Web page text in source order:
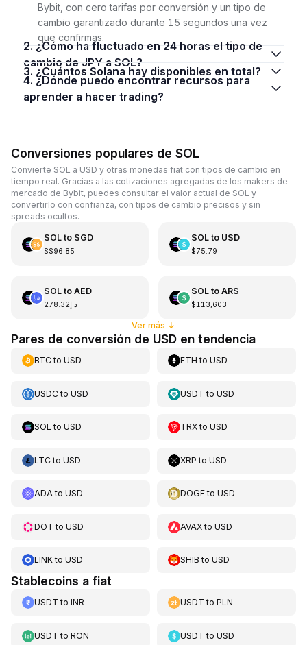
Bybit, con cero tarifas por conversión y un tipo de
cambio garantizado durante 15 segundos una vez
que confirmas.
2. ¿Cómo ha fluctuado en 24 horas el tipo de
cambio de JPY a SOL?
3. ¿Cuántos Solana hay disponibles en total?
4. ¿Dónde puedo encontrar recursos para
aprender a hacer trading?
Conversiones populares de SOL
Convierte SOL a USD y otras monedas fiat con tipos de cambio en
tiempo real. Gracias a las cotizaciones agregadas de los makers de
mercado de Bybit, puedes consultar el valor actual de SOL y
convertirlo con confianza, con tipos de cambio precisos y sin
spreads ocultos.
SOLto SGD
S$96.85
SOLto USD
$75.79
SOLto AED
د.إ278.32
SOLto ARS
$113,603
Ver más ↓
Pares de conversión de USD en tendencia
BTCto USD ETH toUSD
USDCto USD USDT toUSD
SOL to USD TRXtoUSD
LTCto USD XRP toUSD
ADAto USD DOGEtoUSD
DOT to USD AVAXtoUSD
LINKto USD SHIB toUSD
Stablecoins a fiat
USDT to INR USDT toPLN
USDT to RON USDT toUSD